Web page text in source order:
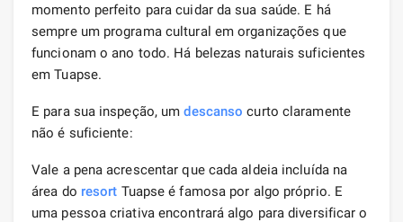
momento perfeito para cuidar da sua saúde. E há
sempre um programa cultural em organizações que
funcionam o ano todo. Há belezas naturais suficientes
em Tuapse.
E para sua inspeção, umdescanso curto claramente
não é suficiente:
Vale a pena acrescentar que cada aldeia incluída na
área do resort Tuapse é famosa por algo próprio. E
uma pessoa criativa encontrará algo para diversificar o